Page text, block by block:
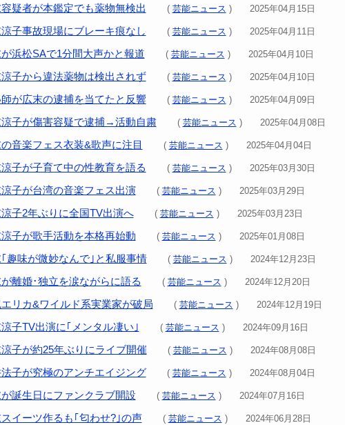
疑者が本鑑定でも薬物無検出 ( 芸能ニュース ) 2025年04月15日
子事故現場にブレーキ痕なし ( 芸能ニュース ) 2025年04月11日
浜松SAで1分間大声かと報道 ( 芸能ニュース ) 2025年04月10日
子から違法薬物は検出されず ( 芸能ニュース ) 2025年04月10日
が広末の逮捕を当てたと反響 ( 芸能ニュース ) 2025年04月09日
涼子が傷害容疑で逮捕→活動自粛 ( 芸能ニュース ) 2025年04月08日
音楽フェス衣装&歌声に注目 ( 芸能ニュース ) 2025年04月04日
子が子育て中の性教育を語る ( 芸能ニュース ) 2025年03月30日
子が台湾の音楽フェス出演 ( 芸能ニュース ) 2025年03月29日
子2年ぶりに全国TV出演へ ( 芸能ニュース ) 2025年03月23日
子が歌手活動を本格再始動 ( 芸能ニュース ) 2025年01月08日
趣味が微妙なんで｣と私服事情 ( 芸能ニュース ) 2024年12月23日
離婚･独立を涙ながらに語る ( 芸能ニュース ) 2024年12月20日
リカ&ワイルド系実業家が破局 ( 芸能ニュース ) 2024年12月19日
子TV出演に｢メンタル凄い｣ ( 芸能ニュース ) 2024年09月16日
子が約25年ぶりにライブ開催 ( 芸能ニュース ) 2024年08月08日
子が究極のアンチエイジング ( 芸能ニュース ) 2024年08月04日
誕生日にファンクラブ開設 ( 芸能ニュース ) 2024年07月16日
イーツ作るも｢匂わせ?｣の声 ( 芸能ニュース ) 2024年06月28日